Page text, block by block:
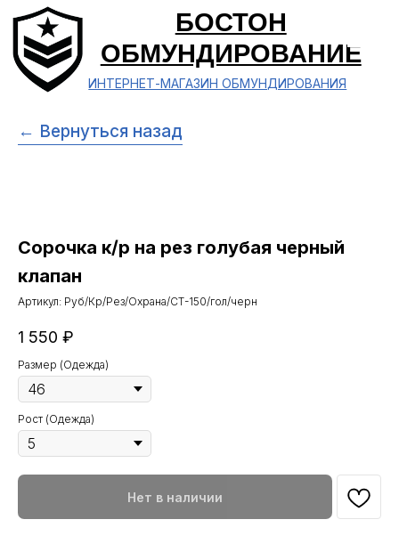
БОСТОН
ОБМУНДИРОВАНИЕ
ИНТЕРНЕТ-МАГАЗИН ОБМУНДИРОВАНИЯ
← Вернуться назад
Сорочка к/р на рез голубая черный
клапан
Артикул: Руб/Кр/Рез/Охрана/СТ-150/гол/черн
1 550 ₽
Размер (Одежда)
Рост (Одежда)
Нет в наличии